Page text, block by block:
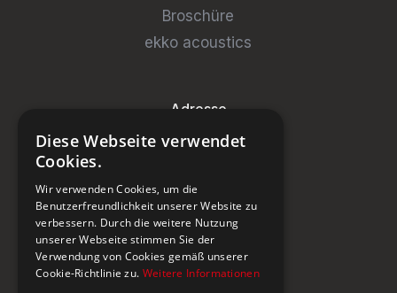
Broschüre
ekko acoustics
Adresse
Steinburg Group GmbH
CH-5466 Kaiserstuhl
+41 43 433 00 25
Diese Webseite verwendet
Cookies.
Wir verwenden Cookies, um die
Benutzerfreundlichkeit unserer Website zu
verbessern. Durch die weitere Nutzung
unserer Webseite stimmen Sie der
Verwendung von Cookies gemäß unserer
Cookie-Richtlinie zu. Weitere Informationen